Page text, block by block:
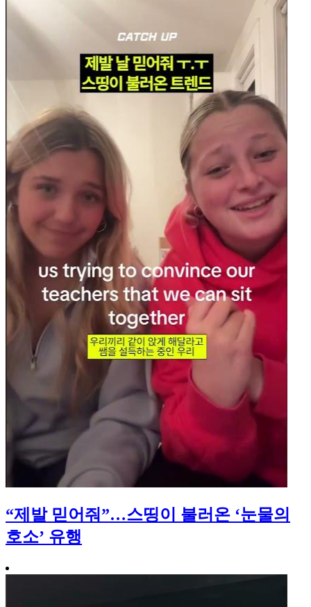
“제발 믿어줘”…스띵이 불러온 ‘눈물의
호소’ 유행